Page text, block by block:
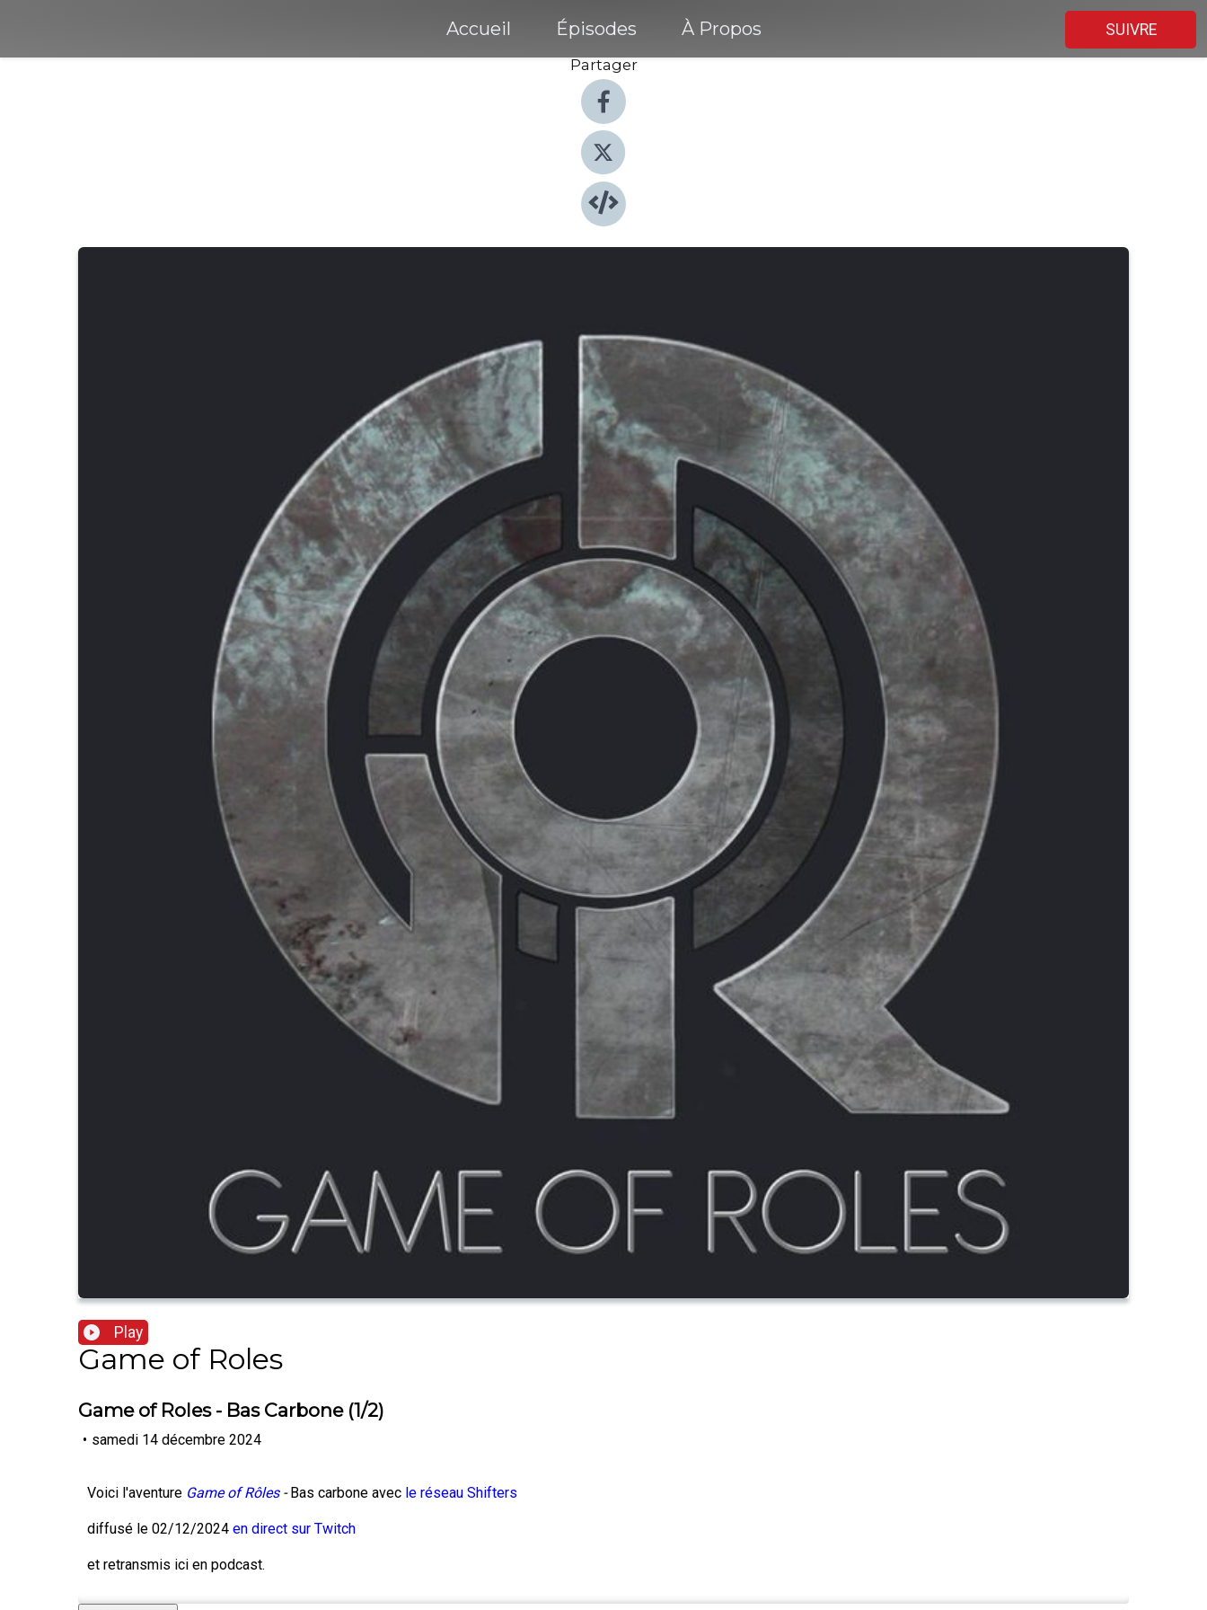
Accueil Épisodes À Propos
SUIVRE
Partager
Play
Game of Roles
Game of Roles - Bas Carbone (1/2)
• samedi 14 décembre 2024
Voici l'aventure Game of Rôles -Bas carbone avec le réseau Shifters
diffusé le 02/12/2024 en direct sur Twitch
et retransmis ici en podcast.